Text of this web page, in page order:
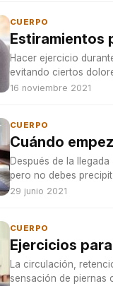
CUERPO
Estiramientos
Hacer ejercicio
evitando ciertos
16 noviembre 2021
CUERPO
Cuándo
Después de la
pero no debes
29 junio 2021
CUERPO
Ejercicios
La circulación,
sensación de piernas